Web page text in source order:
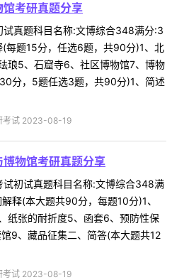
考研真题分享
真题科目名称:文博综合348满分:3
每题15分，任选6题，共90分)1、北
琅5、石窟寺6、社区博物馆7、博物
分，5题任选3题，共90分)1、简述
考试 2023-08-19
物馆考研真题分享
初试真题科目名称:文博综合348满
释(本大题共90分，每题10分)1、
纸张的耐折度5、函套6、预防性保
9、藏品征集二、简答(本大题共12
考试 2023-08-19